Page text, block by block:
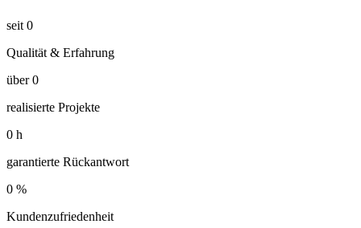
seit 0
Qualität & Erfahrung
über 0
realisierte Projekte
0 h
garantierte Rückantwort
0 %
Kundenzufriedenheit